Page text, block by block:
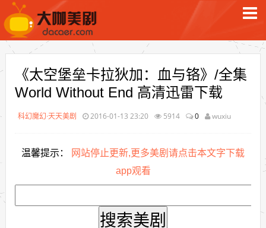
《太空堡垒卡拉狄加：血与铬》/全集
World Without End 高清迅雷下载
科幻魔幻·天天美剧 2016-01-13 23:20 5914 0 wuxiu
温馨提示：
网站停止更新,更多美剧请点击本文字下载
app观看